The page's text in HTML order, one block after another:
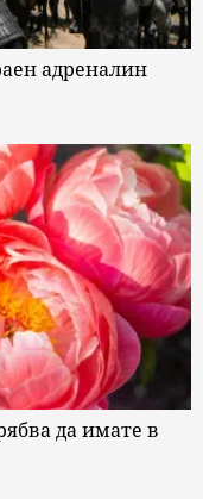
адреналин
да имате в